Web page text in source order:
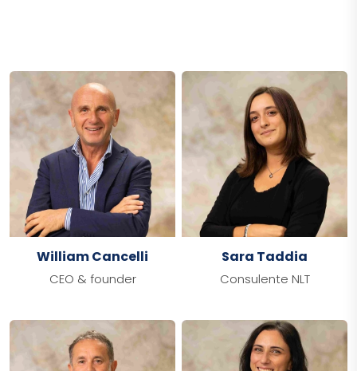
William Cancelli
CEO & founder
Sara Taddia
Consulente NLT